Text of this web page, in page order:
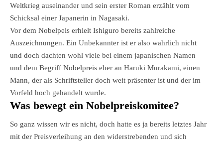
Weltkrieg auseinander und sein erster Roman erzählt vom
Schicksal einer Japanerin in Nagasaki.
Vor dem Nobelpeis erhielt Ishiguro bereits zahlreiche
Auszeichnungen. Ein Unbekannter ist er also wahrlich nicht
und doch dachten wohl viele bei einem japanischen Namen
und dem Begriff Nobelpreis eher an Haruki Murakami, einen
Mann, der als Schriftsteller doch weit präsenter ist und der im
Vorfeld hoch gehandelt wurde.
Was bewegt ein Nobelpreiskomitee?
So ganz wissen wir es nicht, doch hatte es ja bereits letztes Jahr
mit der Preisverleihung an den widerstrebenden und sich